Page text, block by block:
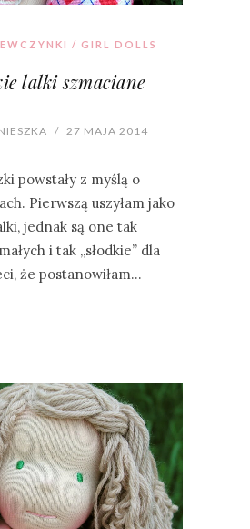
/ GIRL DOLLS
lalki szmaciane
/ 27 MAJA 2014
powstały z myślą o
Pierwszą uszyłam jako
jednak są one tak
i tak „słodkie” dla
że postanowiłam…